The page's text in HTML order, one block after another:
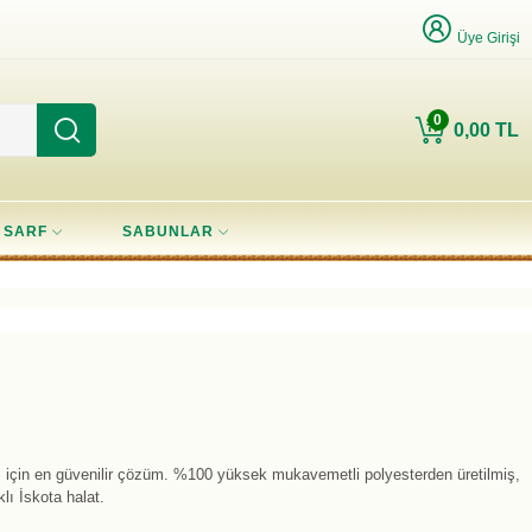
Üye Girişi
0,00 TL
0
SARF SABUNLAR
için en güvenilir çözüm. %100 yüksek mukavemetli polyesterden üretilmiş,
İskota halat.